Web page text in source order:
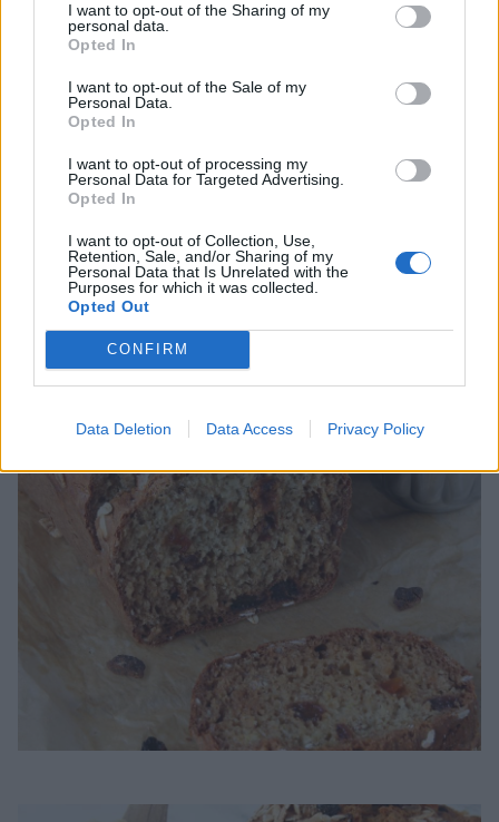
I want to opt-out of the Sharing of my
personal data.
Opted In
I want to opt-out of the Sale of my
Personal Data.
Opted In
I want to opt-out of processing my
Personal Data for Targeted Advertising.
Opted In
I want to opt-out of Collection, Use,
Retention, Sale, and/or Sharing of my
Personal Data that Is Unrelated with the
Purposes for which it was collected.
Opted Out
CONFIRM
Data Deletion Data Access Privacy Policy